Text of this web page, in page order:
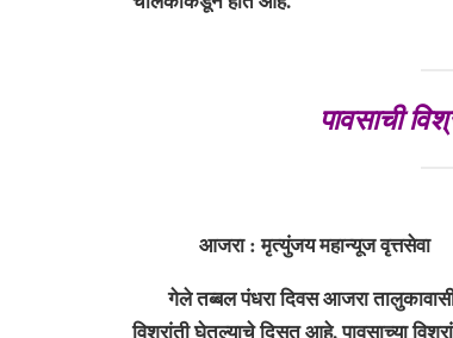
पावसाची
आजरा : मृत्युंजय महान्यूज वृत्तसेवा
गेले तब्बल पंधरा दिवस आजरा
विश्रांती घेतल्याचे दिसत आहे. पावसाच्या